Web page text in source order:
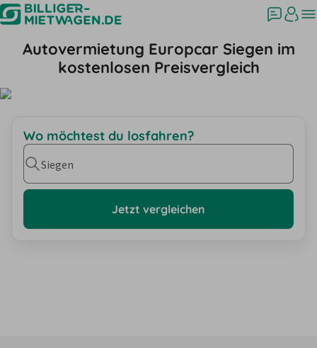
Autovermietung Europcar Siegen im
kostenlosen Preisvergleich
Wo möchtest du losfahren?
Siegen
Jetzt vergleichen